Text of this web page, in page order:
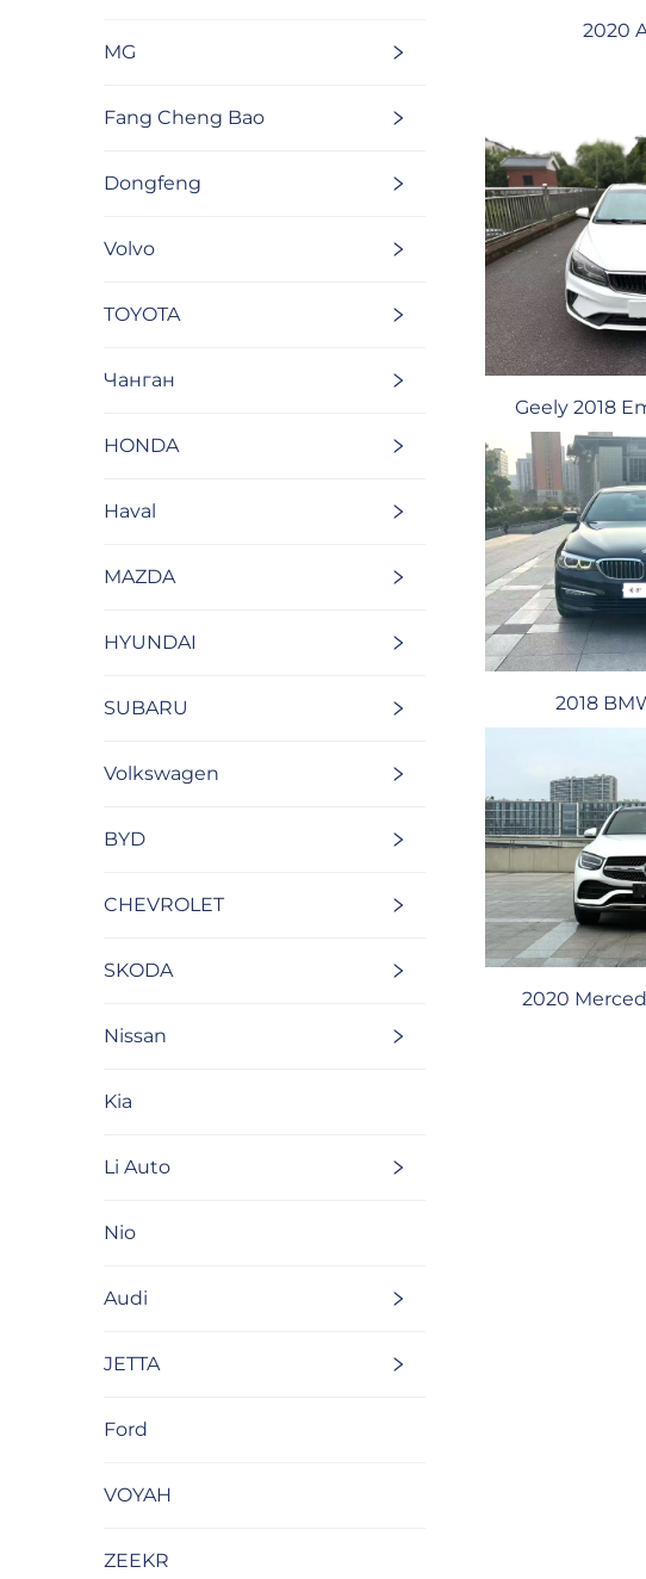
MG
Fang Cheng Bao
Dongfeng
Volvo
TOYOTA
Чанган
HONDA
Haval
MAZDA
HYUNDAI
SUBARU
Volkswagen
BYD
CHEVROLET
SKODA
Nissan
Kia
Li Auto
Nio
Audi
JETTA
Ford
VOYAH
ZEEKR
2020
Geely 2018
2018
2020